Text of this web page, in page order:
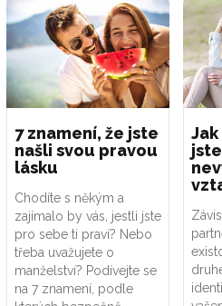
7 znamení, že jste
našli svou pravou
lásku
Chodíte s někým a
zajímalo by vás, jestli jste
pro sebe ti praví? Nebo
třeba uvažujete o
manželství? Podívejte se
na 7 znamení, podle